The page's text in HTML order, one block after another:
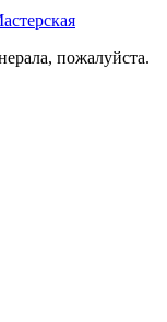
пожалуйста.